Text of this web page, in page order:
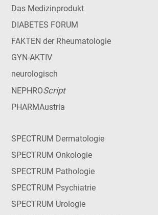
Das Medizinprodukt
DIABETES FORUM
FAKTEN der Rheumatologie
GYN-AKTIV
neurologisch
NEPHROScript
PHARMAustria
SPECTRUM Dermatologie
SPECTRUM Onkologie
SPECTRUM Pathologie
SPECTRUM Psychiatrie
SPECTRUM Urologie